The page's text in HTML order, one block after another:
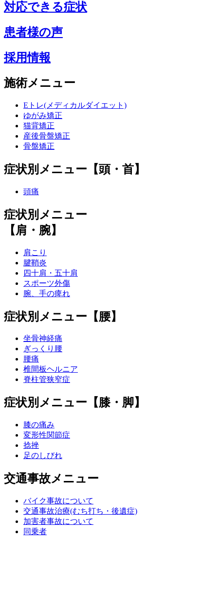
対応できる症状
患者様の声
採用情報
施術メニュー
Eトレ(メディカルダイエット)
ゆがみ矯正
猫背矯正
産後骨盤矯正
骨盤矯正
症状別メニュー【頭・首】
頭痛
症状別メニュー
【肩・腕】
肩こり
腱鞘炎
四十肩・五十肩
スポーツ外傷
腕、手の痺れ
症状別メニュー【腰】
坐骨神経痛
ぎっくり腰
腰痛
椎間板ヘルニア
脊柱管狭窄症
症状別メニュー【膝・脚】
膝の痛み
変形性関節症
捻挫
足のしびれ
交通事故メニュー
バイク事故について
交通事故治療(むち打ち・後遺症)
加害者事故について
同乗者